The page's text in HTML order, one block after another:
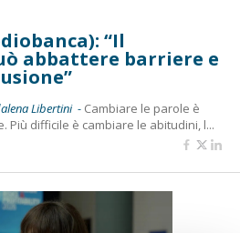
“Il
abbattere barriere e
Libertini - Cambiare le parole è
Più difficile è cambiare le abitudini, l...